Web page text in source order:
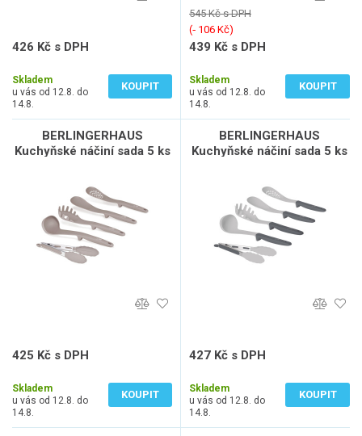
426 Kč s DPH
Skladem
u vás od 12.8. do
14.8.
KOUPIT
545 Kč s DPH
(‐ 106 Kč)
439 Kč s DPH
Skladem
u vás od 12.8. do
14.8.
KOUPIT
BERLINGERHAUS
Kuchyňské náčiní sada 5 ks
425 Kč s DPH
Skladem
u vás od 12.8. do
14.8.
KOUPIT
BERLINGERHAUS
Kuchyňské náčiní sada 5 ks
427 Kč s DPH
Skladem
u vás od 12.8. do
14.8.
KOUPIT